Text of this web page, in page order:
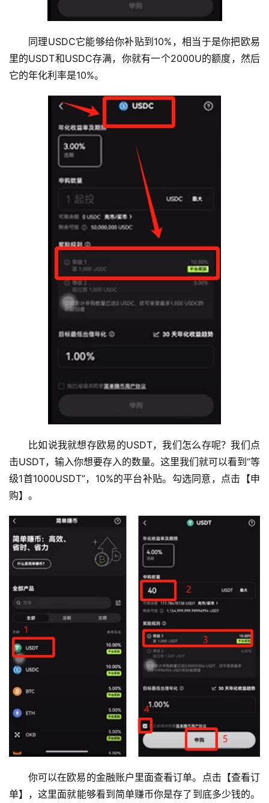
行
情
分
同理USDC它能够给你补贴到10%，相当于是你把欧易
里的USDT和USDC存满，你就有一个2000U的额度，然后
它的年化利率是10%。
比如说我就想存欧易的USDT，我们怎么存呢？我们点
击USDT，输入你想要存入的数量。这里我们就可以看到“等
级1首1000USDT”，10%的平台补贴。勾选同意，点击【申
购】。
你可以在欧易的金融账户里面查看订单。点击【查看订
单】，这里面就能够看到简单赚币你是存了到底多少钱的。